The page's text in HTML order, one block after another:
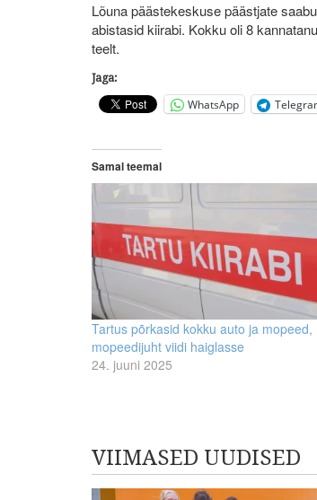
Lõuna päästekeskuse päästjate
abistasid kiirabi. Kokku oli 8
teelt.
Jaga:
WhatsApp
Samal teemal
Tartus põrkasid kokku auto ja mopeed,
mopeedijuht viidi haiglasse
24. juuni 2025
VIIMASED UUDISED